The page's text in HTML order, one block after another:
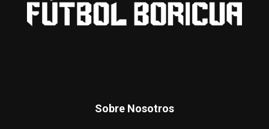
Sobre Nosotros